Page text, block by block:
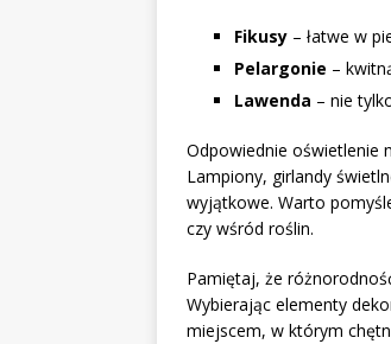
Fikusy – łatwe w
Pelargonie –
Lawenda – nie
Odpowiednie oświetlenie
Lampiony, girlandy
wyjątkowe. Warto
czy wśród roślin.
Pamiętaj, że
Wybierając elementy
miejscem, w którym